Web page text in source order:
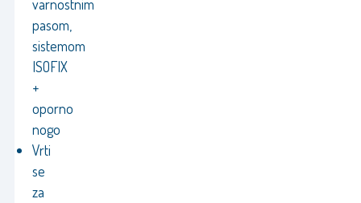
varnostnim
pasom,
sistemom
ISOFIX
+
oporno
nogo
Vrti
se
za